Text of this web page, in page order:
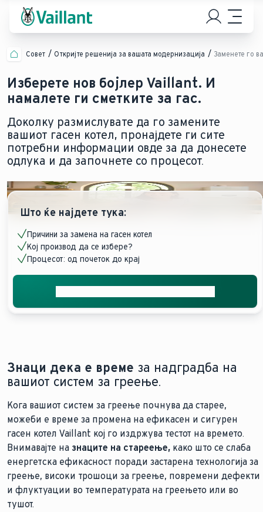
Совет Откријте решенија за вашата модернизација Заменете го
Изберете нов бојлер Vaillant. И
намалете ги сметките за гас.
Доколку размислувате да го замените
вашиот гасен котел, пронајдете ги сите
потребни информации овде за да донесете
одлука и да започнете со процесот.
Што ќе најдете тука:
Причини за замена на гасен котел
Кој производ да се избере?
Процесот: од почеток до крај
Знаци дека е време за надградба на
вашиот систем за греење.
Кога вашиот систем за греење почнува да старее,
можеби е време за промена на ефикасен и сигурен
гасен котел Vaillant кој го издржува тестот на времето.
Внимавајте на знаците на стареење, како што се слаба
енергетска ефикасност поради застарена технологија за
греење, високи трошоци за греење, повремени дефекти
и флуктуации во температурата на греењето или во
тушот.